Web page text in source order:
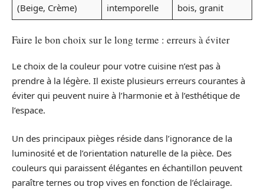
(Beige, Crème)
intemporelle
bois, granit
Faire le bon choix sur le long terme : erreurs à éviter
Le choix de la couleur pour votre cuisine n’est pas à
prendre à la légère. Il existe plusieurs erreurs courantes à
éviter qui peuvent nuire à l’harmonie et à l’esthétique de
l’espace.
Un des principaux pièges réside dans l’ignorance de la
luminosité et de l’orientation naturelle de la pièce. Des
couleurs qui paraissent élégantes en échantillon peuvent
paraître ternes ou trop vives en fonction de l’éclairage.